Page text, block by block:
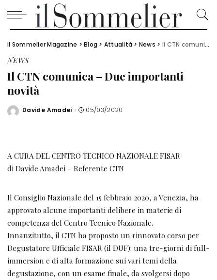
Il Sommelier Magazine >Blog > Attualità > News > Il CTN comunica – Due importanti novità
NEWS
Il CTN comunica – Due importanti
novità
Posted
Davide Amadei 05/03/2020
A CURA DEL CENTRO TECNICO NAZIONALE FISAR
di Davide Amadei – Referente CTN
Il Consiglio Nazionale del 15 febbraio 2020, a Venezia, ha
approvato alcune importanti delibere in materie di
competenza del Centro Tecnico Nazionale.
Innanzitutto, il CTN ha proposto un rinnovato corso per
Degustatore Ufficiale FISAR (il DUF): una tre-giorni di full-
immersion e di alta formazione sui vari temi della
degustazione, con un esame finale, da svolgersi dopo